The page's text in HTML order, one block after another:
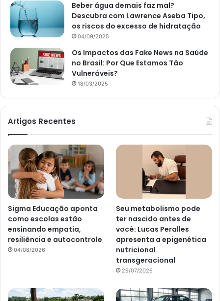
Beber água demais faz mal?
Descubra com Lawrence Aseba Tipo,
os riscos do excesso de hidratação
04/09/2025
Os Impactos das Fake News na Saúde
no Brasil: Por Que Estamos Tão
Vulneráveis?
18/03/2025
Artigos Recentes
Sigma Educação aponta
como escolas estão
ensinando empatia,
resiliência e autocontrole
04/08/2026
Seu metabolismo pode
ter nascido antes de
você: Lucas Peralles
apresenta a epigenética
nutricional
transgeracional
29/07/2026